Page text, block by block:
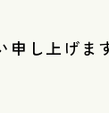
し上げま